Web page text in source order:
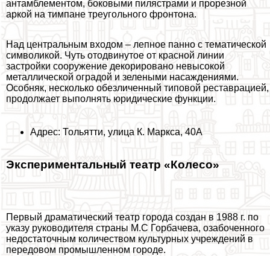
антамблементом, боковыми пилястрами и прорезной
аркой на тимпане треугольного фронтона.
Над центральным входом – лепное панно с тематической
символикой. Чуть отодвинутое от красной линии
застройки сооружение декорировано невысокой
металлической оградой и зелеными насаждениями.
Особняк, несколько обезличенный типовой реставрацией,
продолжает выполнять юридические функции.
Адрес: Тольятти, улица К. Маркса, 40А
Экспериментальный театр «Колесо»
Первый драматический театр города создан в 1988 г. по
указу руководителя страны М.С Горбачева, озабоченного
недостаточным количеством культурных учреждений в
передовом промышленном городе.